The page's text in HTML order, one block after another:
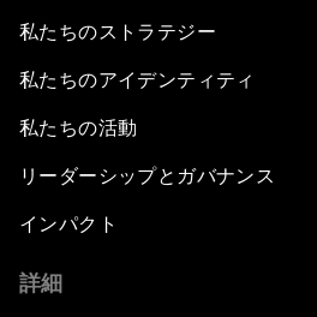
私たちのストラテジー
私たちのアイデンティティ
私たちの活動
リーダーシップとガバナンス
インパクト
詳細